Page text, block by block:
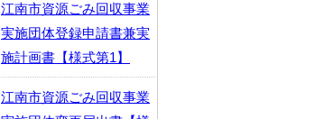
江南市資源ごみ回収事業
実施団体登録申請書兼実
施計画書【様式第1】
江南市資源ごみ回収事業